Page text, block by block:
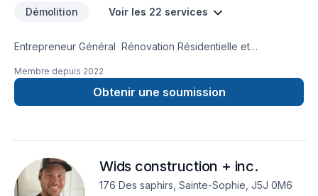
Démolition Voir les 22 services
Entrepreneur Général Rénovation Résidentielle et
Membre depuis 2022
Obtenir une soumission
Wids construction + inc.
176 Des saphirs, Sainte-Sophie, J5J 0M6